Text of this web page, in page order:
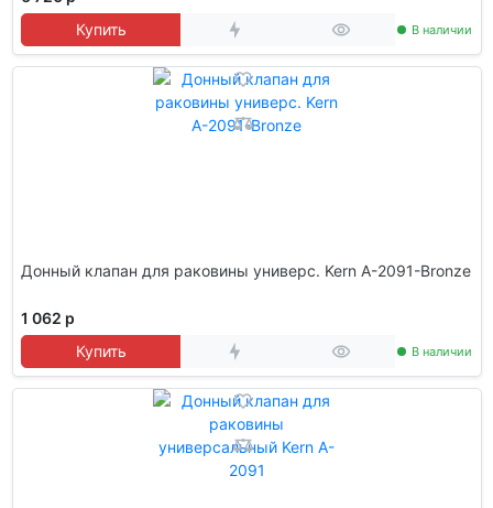
Купить
В наличии
Донный клапан для раковины универс. Kern A-2091-Bronze
1 062 р
Купить
В наличии